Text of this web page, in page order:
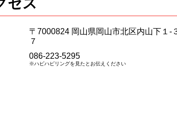
セス
〒7000824 岡山県岡山市北区内山下１-
７
086-223-5295
※ハピハピリングを見たとお伝えください